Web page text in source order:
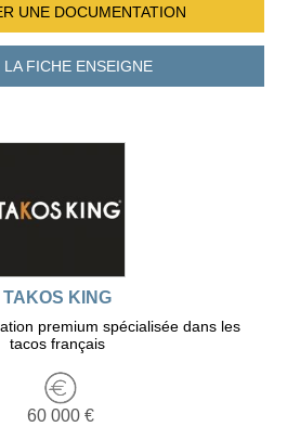
UNE DOCUMENTATION
LA FICHEENSEIGNE
TAKOS KING
premium spécialisée dans les
tacos français
60 000 €